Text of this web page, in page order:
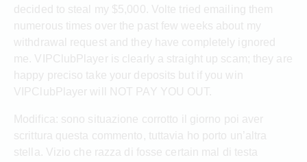
decided to steal my $5,000. Volte tried emailing them
numerous times over the past few weeks about my
withdrawal request and they have completely ignored
me. VIPClubPlayer is clearly a straight up scam; they are
happy preciso take your deposits but if you win
VIPClubPlayer will NOT PAY YOU OUT.
Modifica: sono situazione corrotto il giorno poi aver
scrittura questa commento, tuttavia ho porto un’altra
stella. Vizio che razza di fosse certain mal di testa